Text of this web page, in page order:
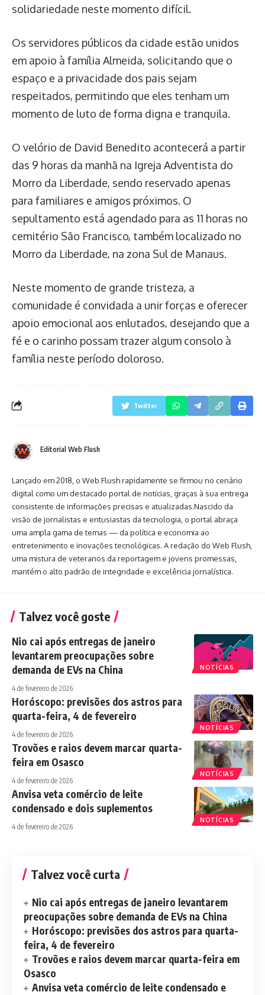
solidariedade neste momento difícil.
Os servidores públicos da cidade estão unidos
em apoio à família Almeida, solicitando que o
espaço e a privacidade dos pais sejam
respeitados, permitindo que eles tenham um
momento de luto de forma digna e tranquila.
O velório de David Benedito acontecerá a partir
das 9 horas da manhã na Igreja Adventista do
Morro da Liberdade, sendo reservado apenas
para familiares e amigos próximos. O
sepultamento está agendado para as 11 horas no
cemitério São Francisco, também localizado no
Morro da Liberdade, na zona Sul de Manaus.
Neste momento de grande tristeza, a
comunidade é convidada a unir forças e oferecer
apoio emocional aos enlutados, desejando que a
fé e o carinho possam trazer algum consolo à
família neste período doloroso.
Twitter
Editorial Web Flush
Lançado em 2018, o Web Flush rapidamente se firmou no cenário
digital como um destacado portal de notícias, graças à sua entrega
consistente de informações precisas e atualizadas.Nascido da
visão de jornalistas e entusiastas da tecnologia, o portal abraça
uma ampla gama de temas — da política e economia ao
entretenimento e inovações tecnológicas. A redação do Web Flush,
uma mistura de veteranos da reportagem e jovens promessas,
mantém o alto padrão de integridade e excelência jornalística.
Talvez você goste
NOTÍCIAS
Nio cai após entregas de janeiro
levantarem preocupações sobre
demanda de EVs na China
4 de fevereiro de 2026
NOTÍCIAS
Horóscopo: previsões dos astros para
quarta-feira, 4 de fevereiro
4 de fevereiro de 2026
NOTÍCIAS
Trovões e raios devem marcar quarta-
feira em Osasco
4 de fevereiro de 2026
NOTÍCIAS
Anvisa veta comércio de leite
condensado e dois suplementos
4 de fevereiro de 2026
Talvez você curta
Nio cai após entregas de janeiro levantarem
preocupações sobre demanda de EVs na China
Horóscopo: previsões dos astros para quarta-
feira, 4 de fevereiro
Trovões e raios devem marcar quarta-feira em
Osasco
Anvisa veta comércio de leite condensado e